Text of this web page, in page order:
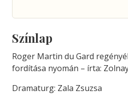
Színlap
Roger Martin du Gard
fordítása nyomán – írta:
Dramaturg: Zala Zsuzsa